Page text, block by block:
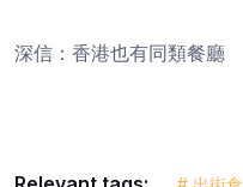
深信：香港也有同類餐廳